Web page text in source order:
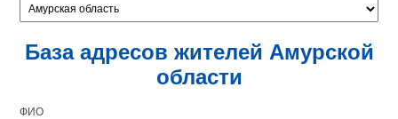
База адресов жителей Амурской
области
ФИО